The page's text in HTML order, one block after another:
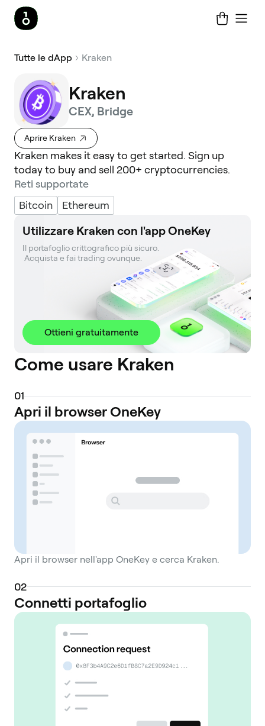
Tutte le dApp Kraken
Kraken
CEX, Bridge
Aprire Kraken
Kraken makes it easy to get started. Sign up
today to buy and sell 200+ cryptocurrencies.
Reti supportate
Bitcoin
Ethereum
Utilizzare Kraken con l'app OneKey
Il portafoglio crittografico più sicuro.
Acquista e fai trading ovunque.
Ottieni gratuitamente
Come usare Kraken
01
Apri il browser OneKey
Apri il browser nell'app OneKey e cerca Kraken.
02
Connetti portafoglio